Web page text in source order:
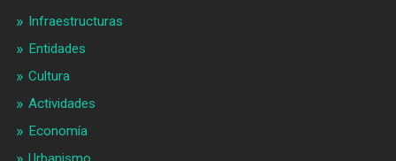
Infraestructuras
Entidades
Cultura
Actividades
Economía